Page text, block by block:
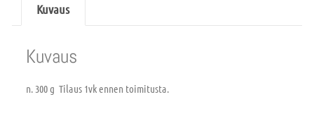
Kuvaus
Kuvaus
n. 300 g Tilaus 1vk ennen toimitusta.